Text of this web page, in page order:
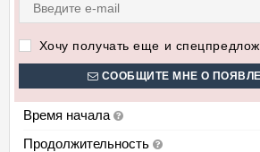
Хочу получать еще и
СООБЩИТЕ МНЕ О
Время начала
Продолжительность